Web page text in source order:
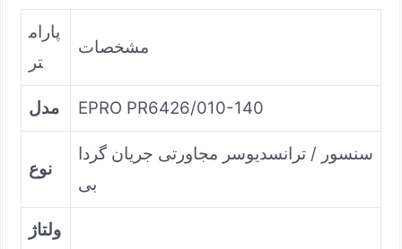
پارام
تر
مشخصات
مدل EPRO PR6426/010-140
نوع
سنسور / ترانسدیوسر مجاورتی جریان گردا
بی
ولتاژ